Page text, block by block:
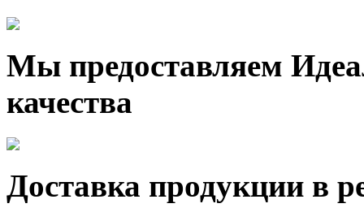
Мы предоставляем
качества
Доставка продукции в